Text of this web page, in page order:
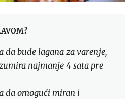
da bude lagana za varenje,
najmanje 4 sata pre
da omogući miran i